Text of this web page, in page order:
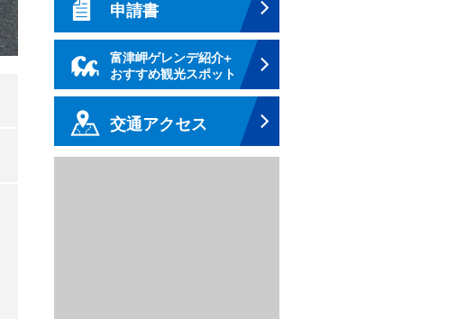
申請書
富津岬ゲレンデ紹介+
おすすめ観光スポット
交通アクセス